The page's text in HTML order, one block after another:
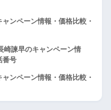
ンペーン情報・価格比較・
諫早のキャンペーン情
番号
ンペーン情報・価格比較・